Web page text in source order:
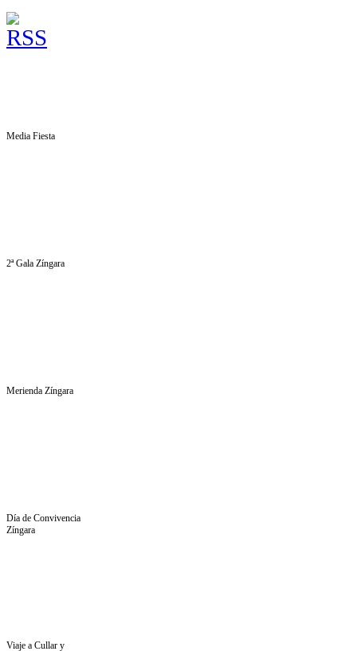
Media Fiesta
2ª Gala Zíngara
Merienda Zíngara
Día de Convivencia
Zíngara
Viaje a Cullar y